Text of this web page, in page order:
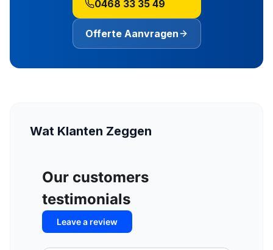
0468 33 35 49
Offerte Aanvragen
Wat Klanten Zeggen